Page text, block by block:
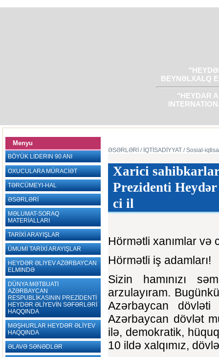
BEYNƏLXALQ
"HEYDAR
Menyu
BÖYÜK LIDERIN 90 ANI
OXUCULARA MÜRACİƏT
TƏRCÜMEYI-HAL
ƏSƏRLƏRİ
MƏLUMAT-SORAQ
MATERİALLARI
TARİXİ ARAYIŞLAR
ÜMUMİ TARİXİ ARAYIŞLAR
HEYDƏR ƏLIYEV AZƏRBAYCAN
ELMINDƏ
DÜNYA MƏTBUATI
AZƏRBAYCAN
RESPUBLİKASININ PREZİDENTİ
HEYDƏR ƏLİYEVİN SƏFƏRLƏRİ
HAQQINDA
MƏŞHURLAR HEYDƏR ƏLİYEV
HAQQINDA
ƏLAVƏ SƏNƏDLƏR
ƏSƏRLƏRİ / İQTİSADİYYAT / Sosial-
Xarici
Prezidenti
ci il
Hörmətli xanımlar və
Hörmətli iş adamları!
Sizin hamınızı
arzulayıram.
Azərbaycan
Azərbaycan dövlət
ilə, demokratik,
10 ildə xalqımız,